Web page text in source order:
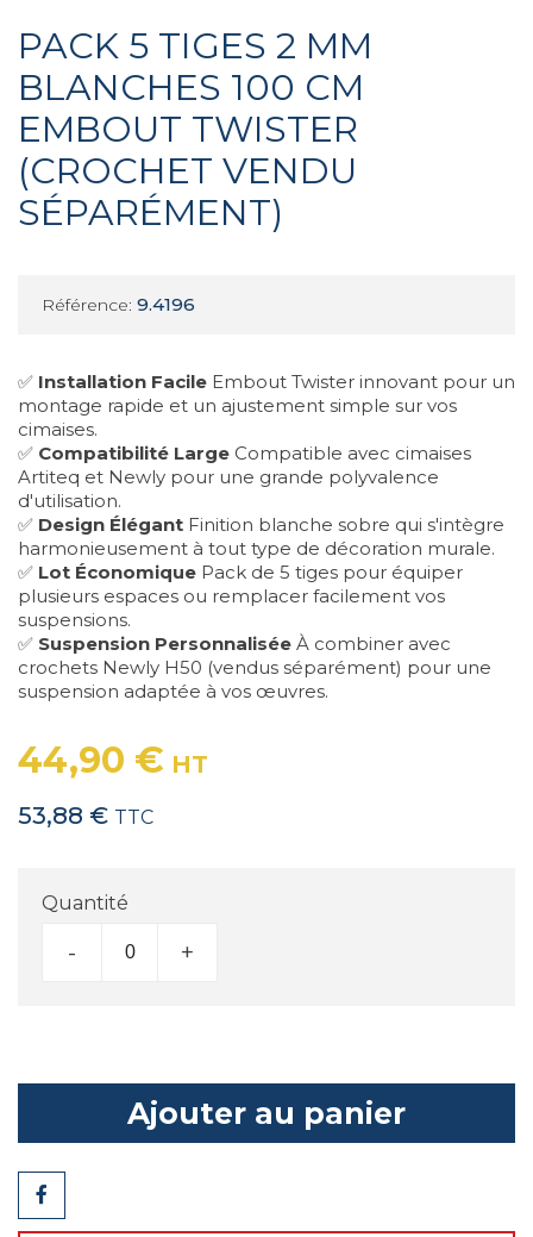
PACK 5 TIGES 2 MM
BLANCHES 100 CM
EMBOUT TWISTER
(CROCHET VENDU
SÉPARÉMENT)
Référence: 9.4196
✅ Installation Facile Embout Twister innovant pour un
montage rapide et un ajustement simple sur vos
cimaises.
✅ Compatibilité Large Compatible avec cimaises
Artiteq et Newly pour une grande polyvalence
d'utilisation.
✅ Design Élégant Finition blanche sobre qui s'intègre
harmonieusement à tout type de décoration murale.
✅ Lot Économique Pack de 5 tiges pour équiper
plusieurs espaces ou remplacer facilement vos
suspensions.
✅ Suspension Personnalisée À combiner avec
crochets Newly H50 (vendus séparément) pour une
suspension adaptée à vos œuvres.
44,90 € HT
53,88 € TTC
Quantité
- +
Ajouter au panier
Partager